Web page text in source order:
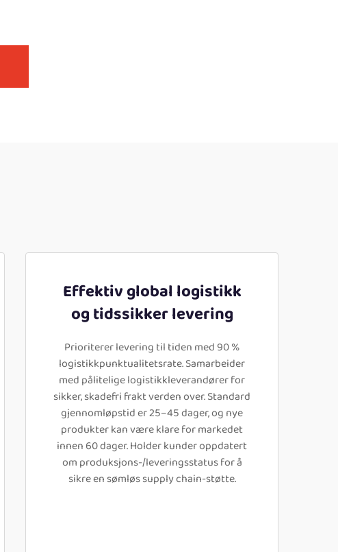
Effektiv global logistikk
og tidssikker levering
Prioriterer levering til tiden med 90 %
logistikkpunktualitetsrate. Samarbeider
med pålitelige logistikkleverandører for
sikker, skadefri frakt verden over. Standard
gjennomløpstid er 25–45 dager, og nye
produkter kan være klare for markedet
innen 60 dager. Holder kunder oppdatert
om produksjons-/leveringsstatus for å
sikre en sømløs supply chain-støtte.